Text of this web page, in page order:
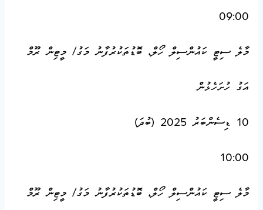
09:00
މާލެ ސިޓީ ކައުންސިލް ހޯލް، ބޮޑުތަކުރުފާނު މަގު/ މީޓިން ރޫމް
އަގު ހުށަހެޅުން
10 ޑިސެންބަރު 2025 (ބުދަ)
10:00
މާލެ ސިޓީ ކައުންސިލް ހޯލް، ބޮޑުތަކުރުފާނު މަގު/ މީޓިން ރޫމް